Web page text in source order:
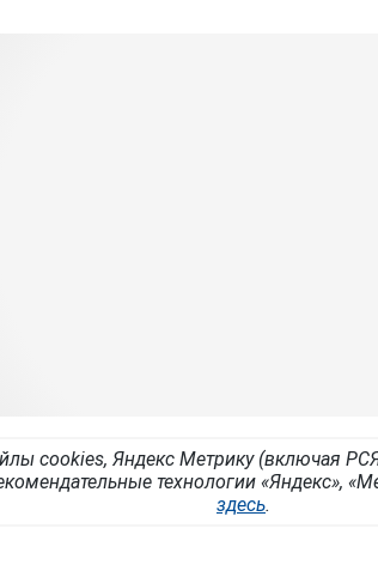
cookies, Яндекс Метрику (включая
технологии «Яндекс»,
здесь.